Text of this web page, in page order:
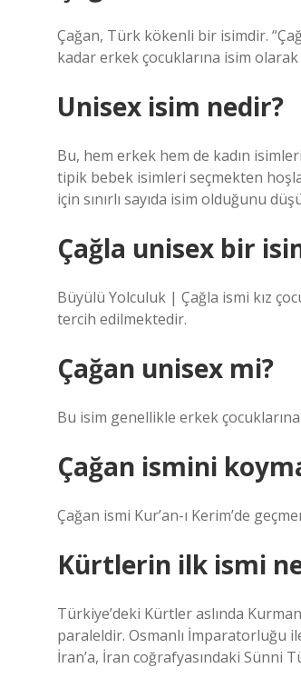
Çağan, Türk kökenli bir isimdir.
kadar erkek çocuklarına isim olarak
Unisex isim nedir?
Bu, hem erkek hem de kadın
tipik bebek isimleri seçmekten
için sınırlı sayıda isim olduğunu
Çağla unisex bir
Büyülü Yolculuk | Çağla ismi kız
tercih edilmektedir.
Çağan unisex mi?
Bu isim genellikle erkek
Çağan ismini
Çağan ismi Kur’an-ı Kerim’de
Kürtlerin ilk ismi
Türkiye’deki Kürtler aslında
paraleldir. Osmanlı İmparatorluğu
İran’a, İran coğrafyasındaki Sünni